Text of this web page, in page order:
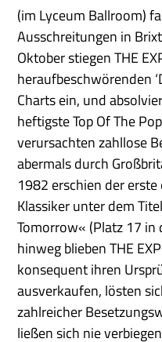
(im Lyceum Ballroom)
Ausschreitungen in
Oktober stiegen THE
heraufbeschwörenden
Charts ein, und
heftigste Top Of The
verursachten zahllose
abermals durch
1982 erschien der erste
Klassiker unter dem
Tomorrow« (Platz 17 in
hinweg blieben THE
konsequent ihren
ausverkaufen, lösten
zahlreicher
ließen sich nie